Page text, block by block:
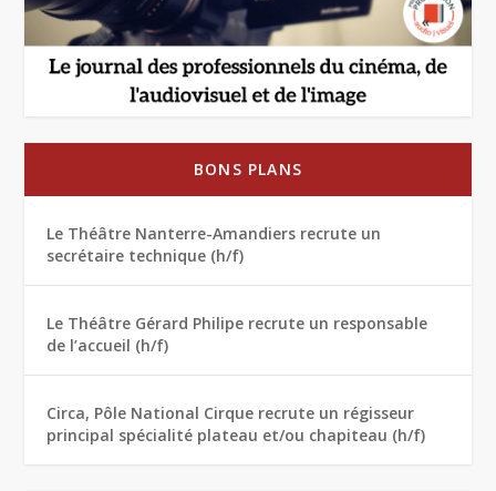
BONS PLANS
Le Théâtre Nanterre-Amandiers recrute un
secrétaire technique (h/f)
Le Théâtre Gérard Philipe recrute un responsable
de l’accueil (h/f)
Circa, Pôle National Cirque recrute un régisseur
principal spécialité plateau et/ou chapiteau (h/f)